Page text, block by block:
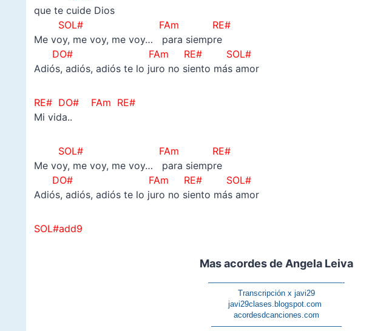
que te cuide Dios
SOL# FAm RE#
Me voy, me voy, me voy… para siempre
DO# FAm RE# SOL#
Adiós, adiós, adiós te lo juro no siento más amor
RE# DO# FAm RE#
Mi vida..
SOL# FAm RE#
Me voy, me voy, me voy… para siempre
DO# FAm RE# SOL#
Adiós, adiós, adiós te lo juro no siento más amor
SOL#add9
Mas acordes de Angela Leiva
—————————————————-
Transcripción x javi29
javi29clases.blogspot.com
acordesdcanciones.com
————————————————–